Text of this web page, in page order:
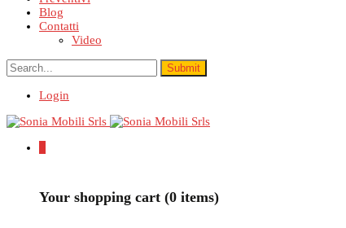
Blog
Contatti
Video
Login
Your shopping cart (0 items)